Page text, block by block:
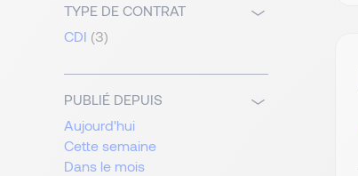
TYPE DE CONTRAT
CDI (3)
PUBLIÉ DEPUIS
Aujourd'hui
Cette semaine
Dans le mois